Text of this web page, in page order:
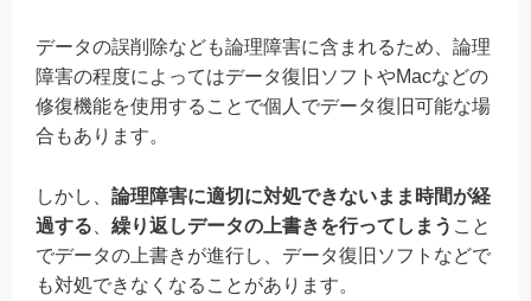
データの誤削除なども論理障害に含まれるため、論理
障害の程度によってはデータ復旧ソフトやMacなどの
修復機能を使用することで個人でデータ復旧可能な場
合もあります。
しかし、 論理障害に適切に対処できないまま時間が経
過する
繰り返しデータの上書きを行ってしまう こと
でデータの上書きが進行し、データ復旧ソフトなどで
も対処できなくなることがあります。